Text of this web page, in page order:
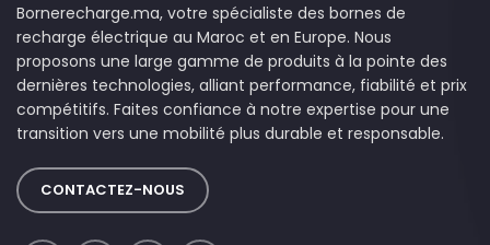
Bornerecharge.ma, votre spécialiste des bornes de
recharge électrique au Maroc et en Europe. Nous
proposons une large gamme de produits à la pointe des
dernières technologies, alliant performance, fiabilité et prix
compétitifs. Faites confiance à notre expertise pour une
transition vers une mobilité plus durable et responsable.
CONTACTEZ-NOUS